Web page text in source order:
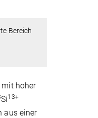
Bereich
mit hoher
Si13+
aus einer